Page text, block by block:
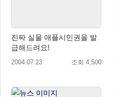
진짜 실물 애플시민권을 발
급해드려요!
2004.07.23 조회 4,500